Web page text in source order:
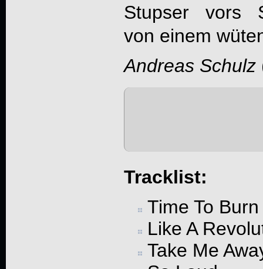
Stupser vors
von einem
Andreas Schulz
Tracklist:
Time To Burn
Like A
Take Me